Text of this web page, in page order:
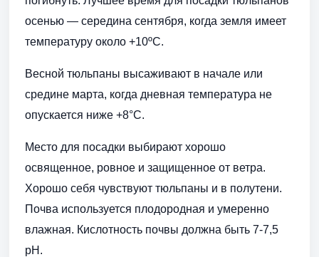
осенью — середина сентября, когда земля имеет
температуру около +10ºС.
Весной тюльпаны высаживают в начале или
средине марта, когда дневная температура не
опускается ниже +8°С.
Место для посадки выбирают хорошо
освященное, ровное и защищенное от ветра.
Хорошо себя чувствуют тюльпаны и в полутени.
Почва используется плодородная и умеренно
влажная. Кислотность почвы должна быть 7-7,5
рН.